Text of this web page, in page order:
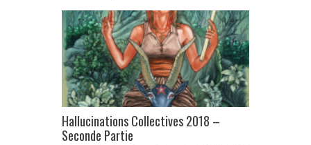
Hallucinations Collectives 2018 –
Seconde Partie